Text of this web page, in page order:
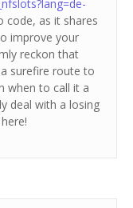
code, as it shares
improve your
reckon that
surefire route to
when to call it a
deal with a losing